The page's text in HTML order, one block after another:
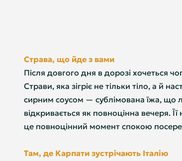
Страва, що йде з вами
Після довгого дня в дорозі хочеться
Страви, яка зігріє не тільки тіло, а й
сирним соусом — сублімована їжа, що
відкривається як повноцінна вечеря.
це повноцінний момент спокою
Там, де Карпати зустрічають Італію